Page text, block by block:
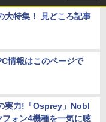
大特集！ 見どころ記事
情報はこのページで
実力!「Osprey」Nobl
ォン4機種を一気に聴